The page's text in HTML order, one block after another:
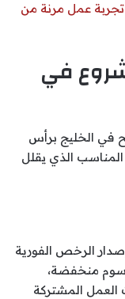
عمل مرنة من
في
في الخليج برأس
المناسب الذي يقلل
الرخص الفورية
منخفضة،
العمل المشتركة